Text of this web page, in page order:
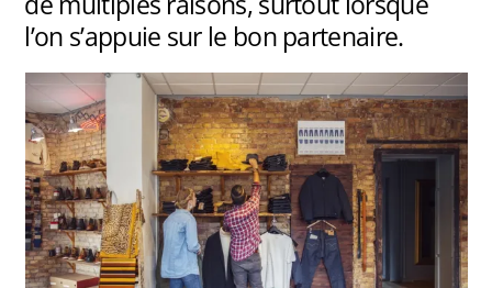
l’on s’appuie sur le bon partenaire.